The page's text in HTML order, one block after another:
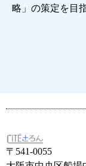
略」の策定を目
〒541-0055